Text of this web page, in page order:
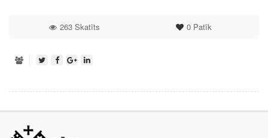
0Patīk
263 Skatīts